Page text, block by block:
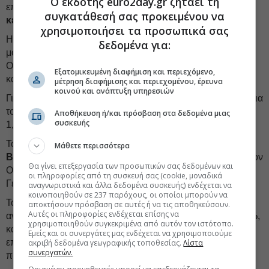
επιχειρηματικό περιβάλλον και η εμβάθυνση των
κεφαλαιαγορών.
Η οικονομία της
Γερμανίας
προβλέπεται να αναπτυχθεί
μόλις
το 2025, έναντι πρόβλεψης 0,8% τον
Οκτώβριο, και έως 1,1% το 2026, αναθεώρηση προς τα
κάτω κατά 0,3 ποσοστιαίες μονάδες.
Για τη
επίσης μειώνονται οι προβλέψεις στο
για
το 2025, από 1,1% που εκτιμήθηκε τον Οκτώβριο, και στο
1,1% για το 2026, από 1,3%.
Το Ταμείο αύξησε τις προβλέψεις του για την ανάπτυξη της
Βρετανίας
φέτος στο 1,6%, από 1,5% που προβλεπόταν τον
Οκτώβριο. Αυτό σημαίνει ότι η Βρετανία θα ξεπεράσει τη
Γερμανία.
Το ΔΝΤ, επίσης, ανέβασε τις προβλέψεις του για την
ανάπτυξη τηςΚίναςκατά 0,1 ποσοστιαία μονάδα, στο 4,6%,
και κατά 0,4 ποσοστιαία μονάδα, στο 4,5%, για το 2026,
επικαλούμενο το πακέτο δημοσιονομικής τόνωσης που
παρουσιάστηκε τον Νοέμβριο στη χώρα.
συγκατάθεσή σας προκειμένου να
χρησιμοποιήσει τα προσωπικά σας
δεδομένα για:
Εξατομικευμένη διαφήμιση και περιεχόμενο,
μέτρηση διαφήμισης και περιεχομένου, έρευνα
κοινού και ανάπτυξη υπηρεσιών
Αποθήκευση ή/και πρόσβαση στα δεδομένα μιας
συσκευής
Μάθετε περισσότερα
Θα γίνει επεξεργασία των προσωπικών σας δεδομένων και
οι πληροφορίες από τη συσκευή σας (cookie, μοναδικά
αναγνωριστικά και άλλα δεδομένα συσκευής) ενδέχεται να
κοινοποιηθούν σε 237 παρόχους, οι οποίοι μπορούν να
αποκτήσουν πρόσβαση σε αυτές ή να τις αποθηκεύσουν.
Αυτές οι πληροφορίες ενδέχεται επίσης να
χρησιμοποιηθούν συγκεκριμένα από αυτόν τον ιστότοπο.
Εμείς και οι συνεργάτες μας ενδέχεται να χρησιμοποιούμε
ακριβή δεδομένα γεωγραφικής τοποθεσίας.Λίστα
συνεργατών.